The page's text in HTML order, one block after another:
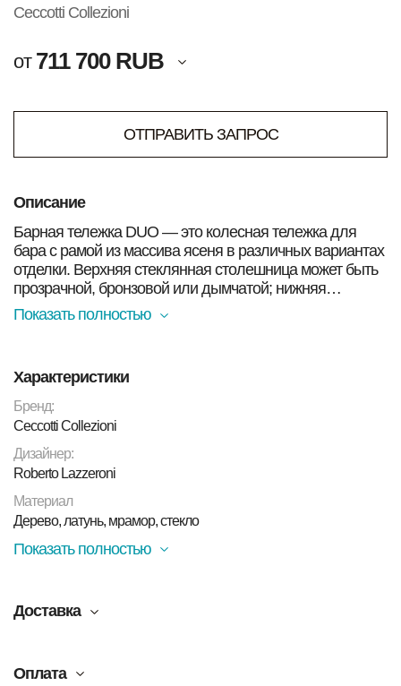
Ceccotti Collezioni
от 711 700 RUB
ОТПРАВИТЬ ЗАПРОС
Описание
Барная тележка DUO — это колесная тележка для
бара с рамой из массива ясеня в различных вариантах
отделки. Верхняя стеклянная столешница может быть
прозрачной, бронзовой или дымчатой; нижняя
столешница может быть выполнена из мрамора,
контраст с рамой из массива дерева. Универсальная и
функциональная тележка DUO — идеальное решение
для хранения бутылок и бокалов для коктейлей, а
декоративных предметов.
Показать полностью
Характеристики
Бренд:
Ceccotti Collezioni
Дизайнер:
Roberto Lazzeroni
Материал
Дерево, латунь, мрамор, стекло
Показать полностью
Доставка
Оплата